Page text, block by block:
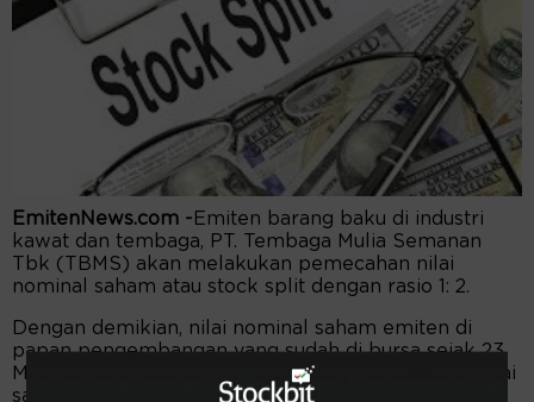
EmitenNews.com - Emiten barang baku di industri
kawat dan tembaga, PT. Tembaga Mulia Semanan
Tbk (TBMS) akan melakukan pemecahan nilai
nominal saham atau stock split dengan rasio 1: 2.
Dengan demikian, nilai nominal saham emiten di
papan pengembangan yang sudah di bursa sejak 23
Mei 1990, itu akan menjadi Rp25 per lembar dari nilai
saat ini Rp50 per helai.